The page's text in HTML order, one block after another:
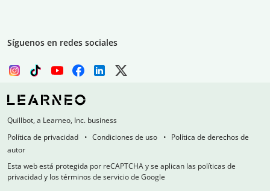
Síguenos en redes sociales
Quillbot, a Learneo, Inc. business
Política de privacidad
Condiciones de uso
Política de derechos de
autor
Esta web está protegida por reCAPTCHA y se aplican las políticas de
privacidad y los términos de servicio de Google